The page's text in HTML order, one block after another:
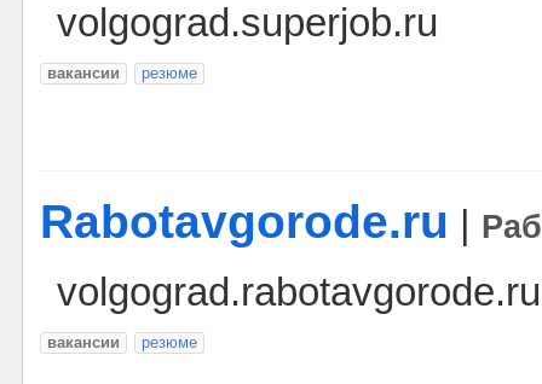
volgograd.superjob.ru
вакансии резюме
Rabotavgorode.ru
volgograd.rabotavgorode.ru
вакансии резюме